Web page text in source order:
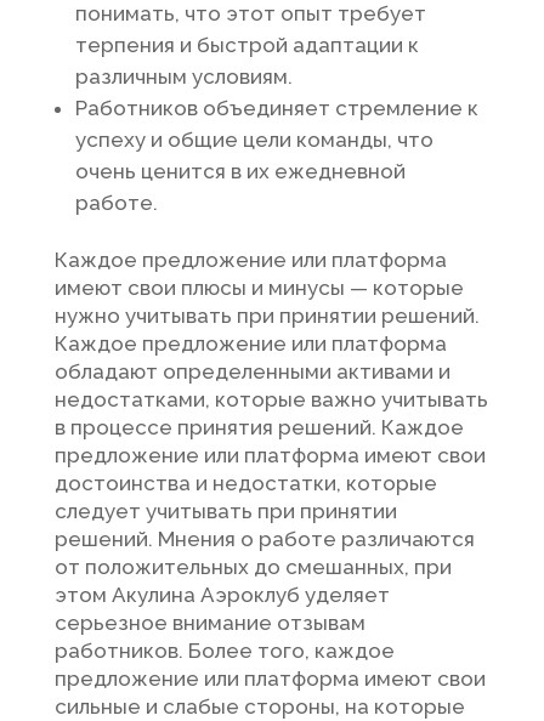
понимать, что этот опыт требует
терпения и быстрой адаптации к
различным условиям.
Работников объединяет стремление к
успеху и общие цели команды, что
очень ценится в их ежедневной
работе.
Каждое предложение или платформа
имеют свои плюсы и минусы — которые
нужно учитывать при принятии решений.
Каждое предложение или платформа
обладают определенными активами и
недостатками, которые важно учитывать
в процессе принятия решений. Каждое
предложение или платформа имеют свои
достоинства и недостатки, которые
следует учитывать при принятии
решений. Мнения о работе различаются
от положительных до смешанных, при
этом Акулина Аэроклуб уделяет
серьезное внимание отзывам
работников. Более того, каждое
предложение или платформа имеют свои
сильные и слабые стороны, на которые